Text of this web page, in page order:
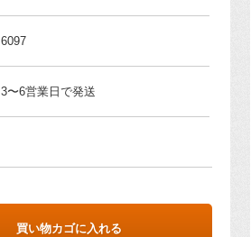
6097
3〜6営業日で発送
買い物カゴに入れる